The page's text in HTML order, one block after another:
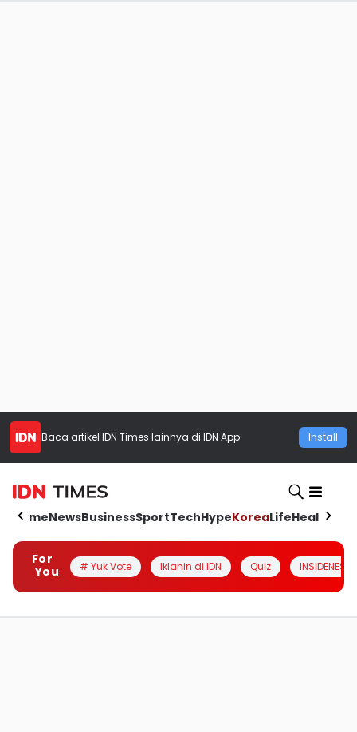
Baca artikel IDN Times lainnya di IDN App Install
HomeNewsBusinessSportTechHypeKoreaLifeHealth
For
You
# Yuk Vote Iklanin di IDN Quiz INSIDENESIA